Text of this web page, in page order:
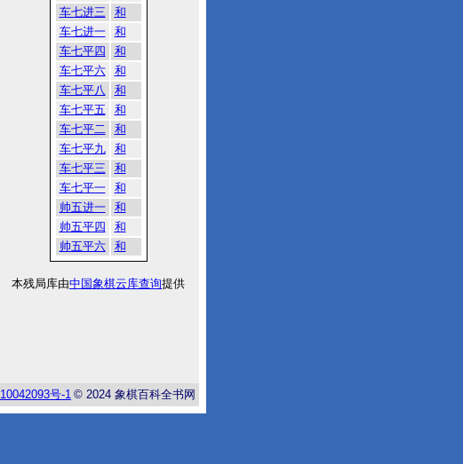
车七进三
和
车七进一
和
车七平四
和
车七平六
和
车七平八
和
车七平五
和
车七平二
和
车七平九
和
车七平三
和
车七平一
和
帅五进一
和
帅五平四
和
帅五平六
和
本残局库由中国象棋云库查询提供
10042093号-1 © 2024 象棋百科全书网